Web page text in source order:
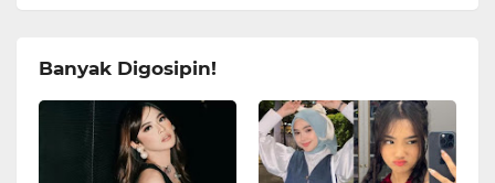
Banyak Digosipin!